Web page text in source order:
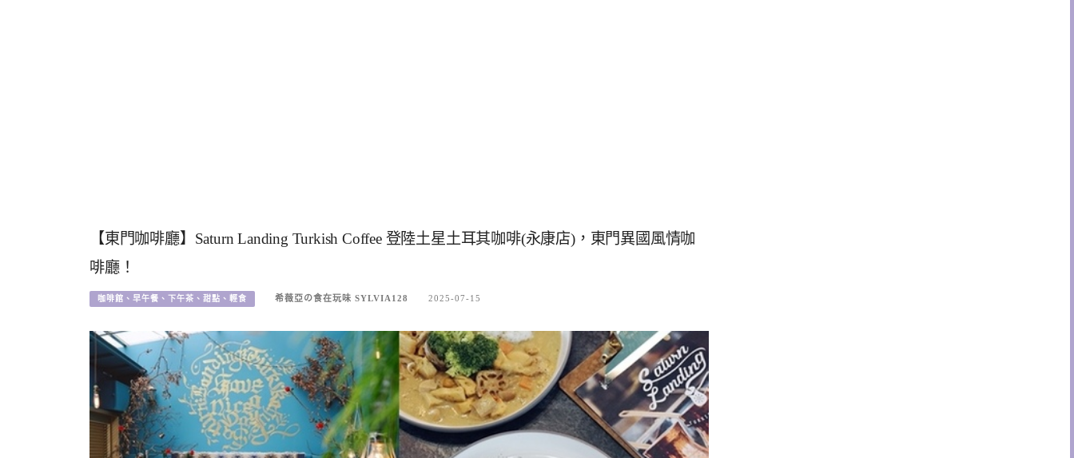
【東門咖啡廳】Saturn Landing Turkish Coffee 登陸土星土耳其咖啡(永康店)，東門異國風情咖
啡廳！
咖啡館、早午餐、下午茶、甜點、輕食 希薇亞の食在玩味 SYLVIA128 2025-07-15